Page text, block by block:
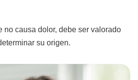
no causa dolor, debe ser valorado
su origen.